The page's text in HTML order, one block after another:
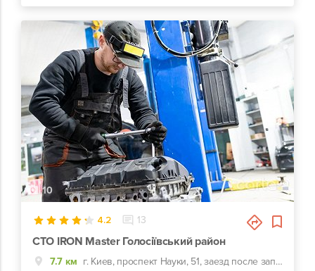
10
4.2 13
СТО IRON Master Голосіївський район
7.7 км
г. Киев, проспект Науки, 51, заезд после заправки WOG